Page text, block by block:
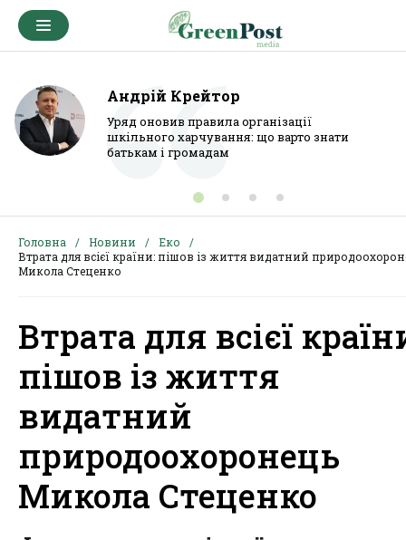
Андрій Крейтор
Уряд оновив правила організації
шкільного харчування: що варто знати
батькам і громадам
Головна Новини
Еко
Втрата для всієї країни: пішов із життя видатний
Микола Стеценко
Втрата для всієї
пішов із життя
видатний
природоохоронець
Микола Стеценко